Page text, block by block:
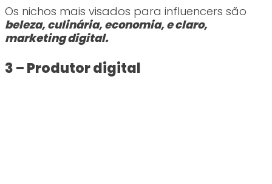
Os nichos mais visados para influencers são
beleza, culinária, economia, e claro,
marketing digital.
3 – Produtor digital